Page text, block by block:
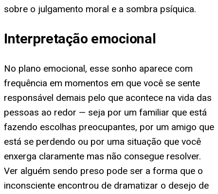
sobre o julgamento moral e a sombra psíquica.
Interpretação emocional
No plano emocional, esse sonho aparece com
frequência em momentos em que você se sente
responsável demais pelo que acontece na vida das
pessoas ao redor — seja por um familiar que está
fazendo escolhas preocupantes, por um amigo que
está se perdendo ou por uma situação que você
enxerga claramente mas não consegue resolver.
Ver alguém sendo preso pode ser a forma que o
inconsciente encontrou de dramatizar o desejo de